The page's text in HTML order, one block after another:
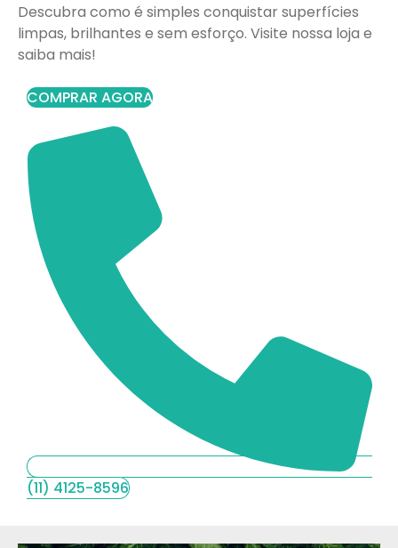
Descubra como é simples conquistar superfícies
limpas, brilhantes e sem esforço. Visite nossa loja e
saiba mais!
COMPRAR AGORA
(11) 4125-8596